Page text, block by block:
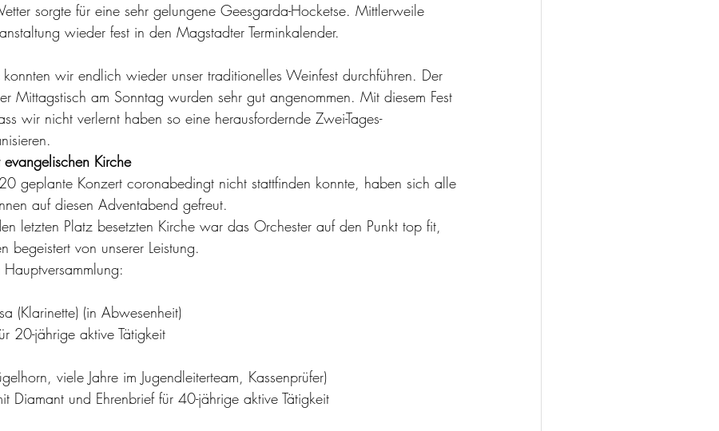
sorgte für eine sehr gelungene Geesgarda-Hocketse. Mittlerweile
wieder fest in den Magstadter Terminkalender.
wir endlich wieder unser traditionelles Weinfest durchführen. Der
Mittagstisch am Sonntag wurden sehr gut angenommen. Mit diesem Fest
wir nicht verlernt haben so eine herausfordernde Zwei-Tages-
Kirche
geplante Konzert coronabedingt nicht stattfinden konnte, haben sich alle
auf diesen Adventabend gefreut.
begeistert von unserer Leistung.
(Klarinette) (in Abwesenheit)
20-jährige aktive Tätigkeit
viele Jahre im Jugendleiterteam, Kassenprüfer)
Diamant und Ehrenbrief für 40-jährige aktive Tätigkeit